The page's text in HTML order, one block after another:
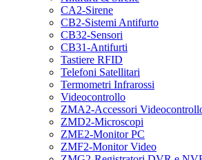
CA2-Sirene
CB2-Sistemi Antifurto
CB32-Sensori
CB31-Antifurti
Tastiere RFID
Telefoni Satellitari
Termometri Infrarossi
Videocontrollo
ZMA2-Accessori
ZMD2-Microscopi
ZME2-Monitor PC
ZMF2-Monitor Video